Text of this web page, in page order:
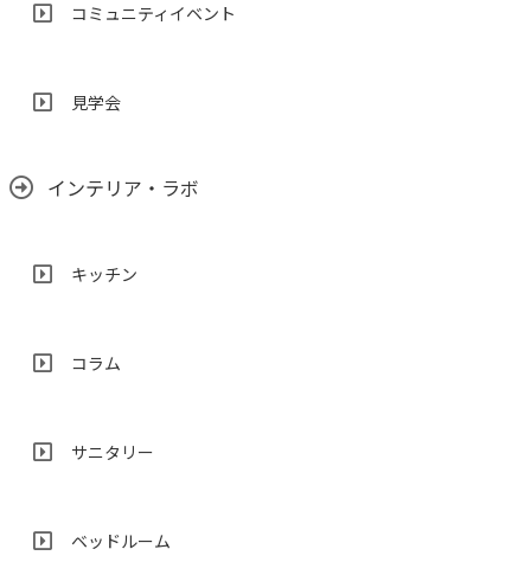
コミュニティイベント
見学会
インテリア・ラボ
キッチン
コラム
サニタリー
ベッドルーム